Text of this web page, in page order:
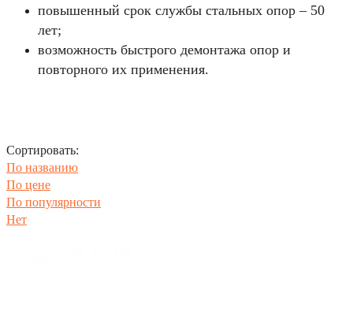
повышенный срок службы стальных опор – 50
лет;
возможность быстрого демонтажа опор и
повторного их применения.
Сортировать:
По названию
По цене
По популярности
Нет